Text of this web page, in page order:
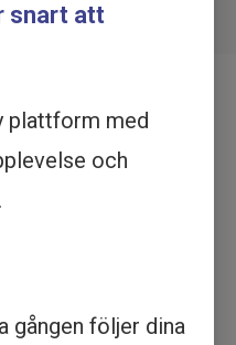
online
195 kr
snart att
plattform med
och
gången följer dina